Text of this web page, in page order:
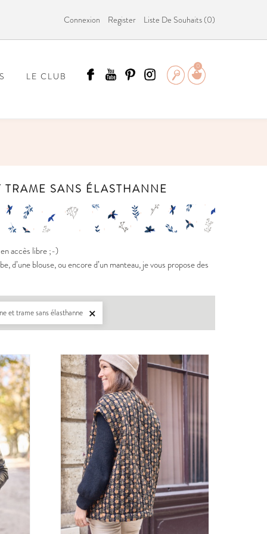
Connexion Register Liste De Souhaits (0)
0
LE CLUB
€
BERGER
PDF:12,90 €
POCHETTE:17,90 €
SANS ÉLASTHANNE
accès libre ;-)
d’une blouse, ou encore d’un manteau, je vous propose des
et trame sans élasthanne 